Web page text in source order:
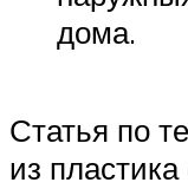
дома.
Статья по
из